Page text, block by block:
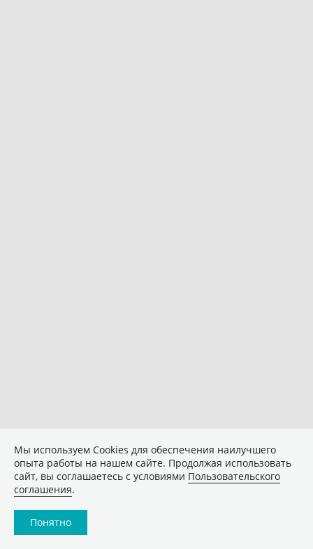
Мы используем Сookies для обеспечения наилучшего
опыта работы на нашем сайте. Продолжая использовать
сайт, вы соглашаетесь с условиями Пользовательского
соглашения.
Понятно